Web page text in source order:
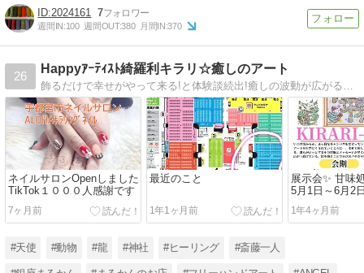
2024161 7
週間IN:100 週間OUT:380 月間IN:370
26
Happyｱｰﾃｨｽﾄ綺羅利キラリ☆癒しのアート
飾るだけで幸せがやって来る!と体験談続出!癒しの波動が広がる☆あなただけの世界にひとつのだけメッセージアートを描きます。贈り物やご自身へ。絵本、展示会,ﾗｲﾝｽﾀﾝﾌﾟなども載せてます
ネイルサロンOpenしました
TikTok１０００人感謝です
7ヶ月前
最近のこと
1年1ヶ月前
展示会✨ 甘味
5月1日～6月2
1年4ヶ月前
#天使 #動物 #龍 #神社 #ヒーリング #斎藤一人